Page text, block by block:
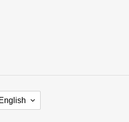
English